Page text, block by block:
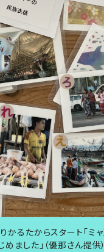
かるたからスタート「ミ
ました」（優那さん提供）